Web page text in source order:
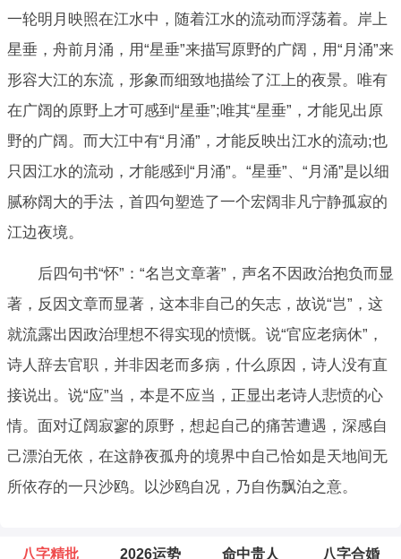
一轮明月映照在江水中，随着江水的流动而浮荡着。岸上
星垂，舟前月涌，用“星垂”来描写原野的广阔，用“月涌”来
形容大江的东流，形象而细致地描绘了江上的夜景。唯有
在广阔的原野上才可感到“星垂”;唯其“星垂”，才能见出原
野的广阔。而大江中有“月涌”，才能反映出江水的流动;也
只因江水的流动，才能感到“月涌”。“星垂”、“月涌”是以细
腻称阔大的手法，首四句塑造了一个宏阔非凡宁静孤寂的
江边夜境。
后四句书“怀”：“名岂文章著”，声名不因政治抱负而显
著，反因文章而显著，这本非自己的矢志，故说“岂”，这
就流露出因政治理想不得实现的愤慨。说“官应老病休”，
诗人辞去官职，并非因老而多病，什么原因，诗人没有直
接说出。说“应”当，本是不应当，正显出老诗人悲愤的心
情。面对辽阔寂寥的原野，想起自己的痛苦遭遇，深感自
己漂泊无依，在这静夜孤舟的境界中自己恰如是天地间无
所依存的一只沙鸥。以沙鸥自况，乃自伤飘泊之意。
八字精批 2026运势 命中贵人 八字合婚